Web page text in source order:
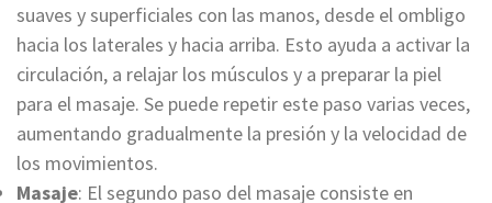
suaves y superficiales con las manos, desde el ombligo
hacia los laterales y hacia arriba. Esto ayuda a activar la
circulación, a relajar los músculos y a preparar la piel
para el masaje. Se puede repetir este paso varias veces,
aumentando gradualmente la presión y la velocidad de
los movimientos.
Masaje: El segundo paso del masaje consiste en